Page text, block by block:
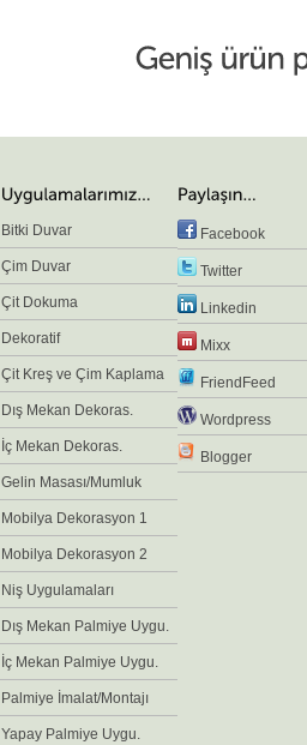
Bitki Duvar
Çim Duvar
Çit Dokuma
Dekoratif
Çit Kreş ve Çim Kaplama
Dış Mekan Dekoras.
İç Mekan Dekoras.
Gelin Masası/Mumluk
Mobilya Dekorasyon 1
Mobilya Dekorasyon 2
Niş Uygulamaları
Dış Mekan Palmiye Uygu.
İç Mekan Palmiye Uygu.
Palmiye İmalat/Montajı
Yapay Palmiye Uygu.
Facebook
Twitter
Linkedin
Mixx
FriendFeed
Wordpress
Blogger